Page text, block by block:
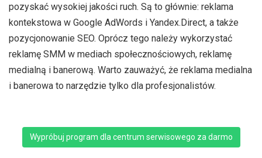
pozyskać wysokiej jakości ruch. Są to głównie: reklama
kontekstowa w Google AdWords i Yandex.Direct, a także
pozycjonowanie SEO. Oprócz tego należy wykorzystać
reklamę SMM w mediach społecznościowych, reklamę
medialną i banerową. Warto zauważyć, że reklama medialna
i banerowa to narzędzie tylko dla profesjonalistów.
Wypróbuj program dla centrum serwisowego za darmo